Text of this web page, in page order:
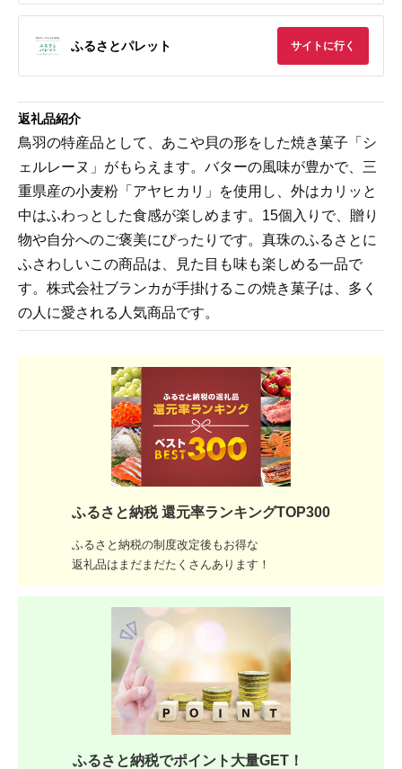
ふるさとパレット サイトに行く
返礼品紹介
鳥羽の特産品として、あこや貝の形をした焼き菓子「シ
ェルレーヌ」がもらえます。バターの風味が豊かで、三
重県産の小麦粉「アヤヒカリ」を使用し、外はカリッと
中はふわっとした食感が楽しめます。15個入りで、贈り
物や自分へのご褒美にぴったりです。真珠のふるさとに
ふさわしいこの商品は、見た目も味も楽しめる一品で
す。株式会社ブランカが手掛けるこの焼き菓子は、多く
の人に愛される人気商品です。
ふるさと納税 還元率ランキングTOP300
ふるさと納税の制度改定後もお得な
返礼品はまだまだたくさんあります！
ふるさと納税でポイント大量GET！